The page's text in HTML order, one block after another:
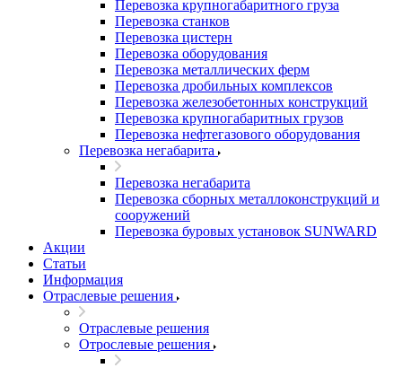
Перевозка крупногабаритного груза
Перевозка станков
Перевозка цистерн
Перевозка оборудования
Перевозка металлических ферм
Перевозка дробильных комплексов
Перевозка железобетонных конструкций
Перевозка крупногабаритных грузов
Перевозка нефтегазового оборудования
Перевозка негабарита
Перевозка негабарита
Перевозка сборных металлоконструкций и
сооружений
Перевозка буровых установок SUNWARD
Акции
Статьи
Информация
Отраслевые решения
Отраслевые решения
Отрослевые решения